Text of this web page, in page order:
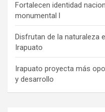
Fortalecen identidad
monumental l
Disfrutan de la naturaleza
Irapuato
Irapuato proyecta más
y desarrollo